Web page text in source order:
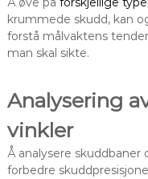
krummede skudd, kan
forstå målvaktens
man skal sikte.
Analysering
vinkler
Å analysere skuddbaner
forbedre